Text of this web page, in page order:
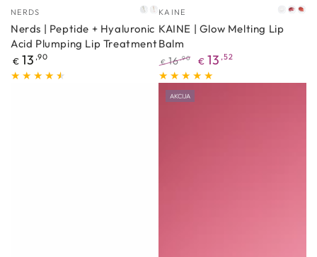
Proizvođać
NERDS ORIGINAL
NUDE
MAUVE
Nerds | Peptide + Hyaluronic
Acid Plumping Lip Treatment
Redovna
cijena
€ 13 ,90
Proizvođać
KAINE Pure
Rosy
KAINE | Glow Melting Lip
Balm
Redovna
cijena
€ 16,90
Akcijska
€ 13 ,52
AKCIJA